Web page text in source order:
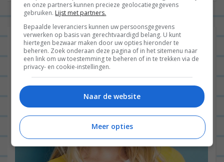
en onze partners kunnen precieze geolocatiegegevens
gebruiken. Lijst met partners.
Bepaalde leveranciers kunnen uw persoonsgegevens
verwerken op basis van gerechtvaardigd belang. U kunt
hiertegen bezwaar maken door uw opties hieronder te
beheren. Zoek onderaan deze pagina of in het sitemenu naar
een link om uw toestemming te beheren of in te trekken via de
privacy- en cookie-instellingen.
Naar de website
Meer opties